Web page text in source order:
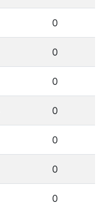
0
0
0
0
0
0
0